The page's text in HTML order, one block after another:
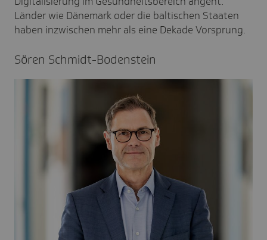
Länder wie Dänemark oder die baltischen Staaten
haben inzwischen mehr als eine Dekade Vorsprung.
Sören Schmidt-Boden­stein